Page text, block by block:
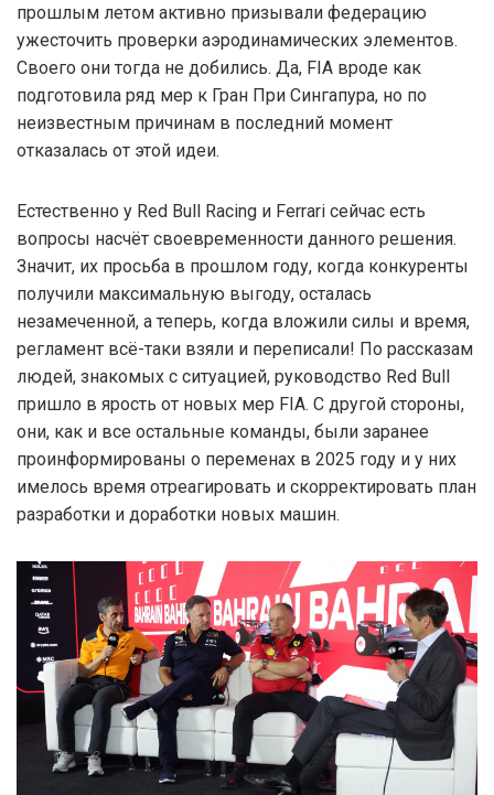
прошлым летом активно призывали федерацию
ужесточить проверки аэродинамических элементов.
Своего они тогда не добились. Да, FIA вроде как
подготовила ряд мер к Гран При Сингапура, но по
неизвестным причинам в последний момент
отказалась от этой идеи.
Естественно у Red Bull Racing и Ferrari сейчас есть
вопросы насчёт своевременности данного решения.
Значит, их просьба в прошлом году, когда конкуренты
получили максимальную выгоду, осталась
незамеченной, а теперь, когда вложили силы и время,
регламент всё-таки взяли и переписали! По рассказам
людей, знакомых с ситуацией, руководство Red Bull
пришло в ярость от новых мер FIA. С другой стороны,
они, как и все остальные команды, были заранее
проинформированы о переменах в 2025 году и у них
имелось время отреагировать и скорректировать план
разработки и доработки новых машин.